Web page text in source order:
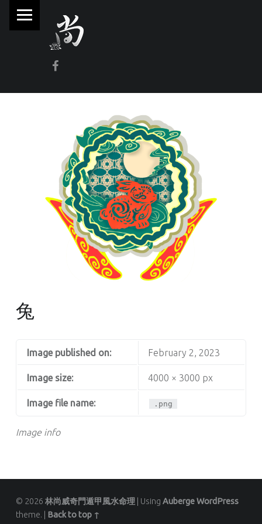
尚
門
甲
風
水
命
理
林師傅(Sammy Lam) 玄學顧問-奇門遁甲流年問事、增運、調整風水
Facebook
兔
Image info
Image published on: February 2, 2023
Image size: 4000 × 3000 px
Image file name: .png
© 2026 林尚威奇門遁甲風水命理 Using AubergeWordPress
theme.
Back to top ↑